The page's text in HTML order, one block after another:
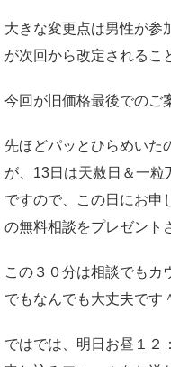
大きな変更点は男性が参
が次回から改定されるこ
今回が旧価格最後でのご
先ほどパッとひらめいた
が、13日は天赦日＆一粒
ですので、この日にお申
の無料相談をプレゼント
この３０分は相談でもカ
でもなんでも大丈夫です
ではでは、明日お昼１２